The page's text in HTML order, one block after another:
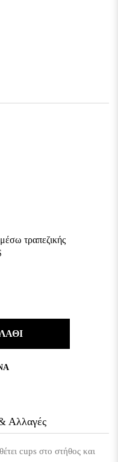
τραπεζικής
Αλλαγές
cups στο στήθος και